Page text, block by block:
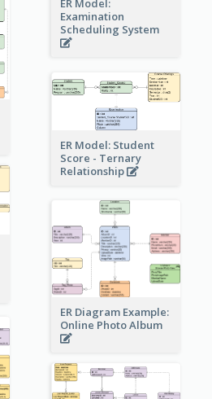
ER Model:
Examination
Scheduling System
ER Model: Student
Score - Ternary
Relationship
ER Diagram Example:
Online Photo Album